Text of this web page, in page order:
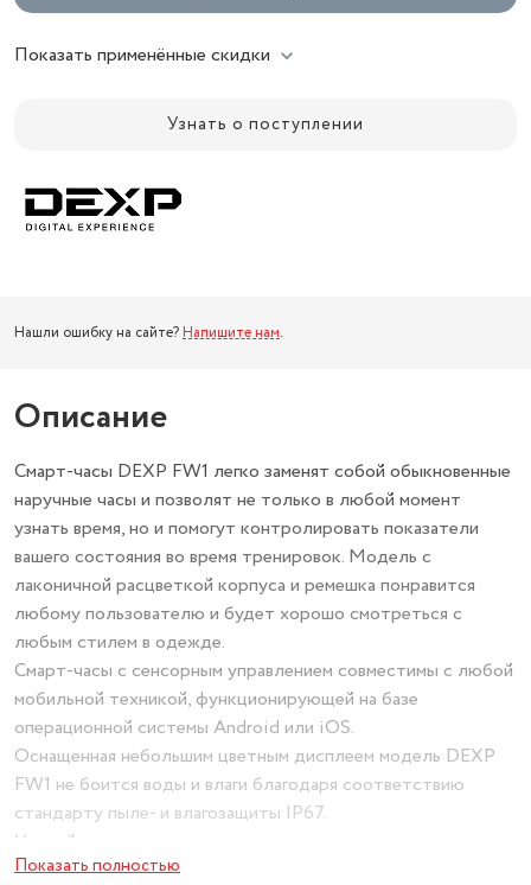
Показать применённые скидки
Узнать о поступлении
Нашли ошибку на сайте? Напишите нам.
Описание
Смарт-часы DEXP FW1 легко заменят собой обыкновенные
наручные часы и позволят не только в любой момент
узнать время, но и помогут контролировать показатели
вашего состояния во время тренировок. Модель с
лаконичной расцветкой корпуса и ремешка понравится
любому пользователю и будет хорошо смотреться с
любым стилем в одежде.
Смарт-часы с сенсорным управлением совместимы с любой
мобильной техникой, функционирующей на базе
операционной системы Android или iOS.
Оснащенная небольшим цветным дисплеем модель DEXP
FW1 не боится воды и влаги благодаря соответствию
стандарту пыле- и влагозащиты IP67.
Устройство оснащено встроенным шагомером и
пульсометром, благодаря чему вы сможете отслеживать
Показать полностью